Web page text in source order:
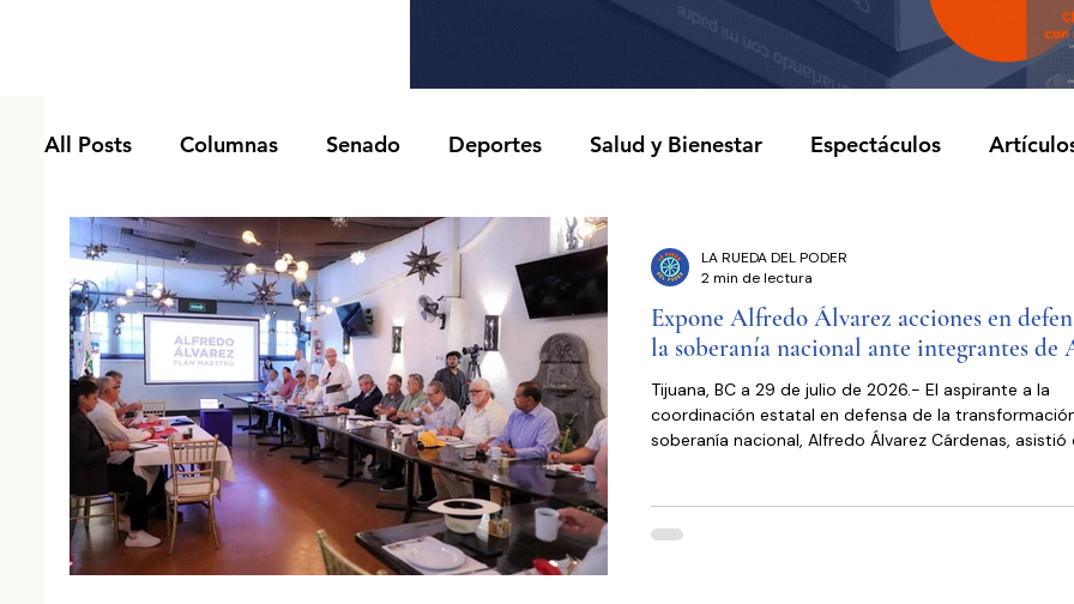
All Posts Columnas Senado Deportes Salud y Bienestar Espectáculos
Congreso Cdmx Presidencia Entrevistas
Seguridad Pública Ciudad de México El Mundo Jóvenes opinan Reportajes
Estados y Municipios Partidos Políticos Poder Judicial Cámara de Diputados
Expone Alfredo Álvarez acciones en
la soberanía nacional ante integrantes de
Tijuana, BC a 29 de julio de 2026.- El aspirante a la
coordinación estatal en defensa de la
soberanía nacional, Alfredo Álvarez Cárdenas, asistió
Plan Maestro para el estado. En el encuentro con los
LA RUEDA DEL PODER
2 min de lectura